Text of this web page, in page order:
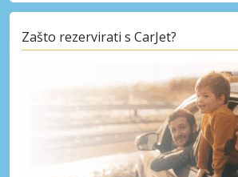
Zašto rezervirati s CarJet?
Posebni popusti
Pristupite ekskluzivnim
dobavljača